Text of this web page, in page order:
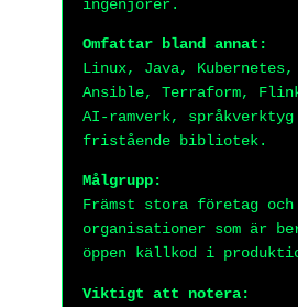
ingenjörer.
Omfattar bland annat:
Linux, Java, Kubernetes,
Ansible, Terraform,
AI-ramverk, språkverktyg
fristående bibliotek.
Målgrupp:
Främst stora företag och
organisationer som är
öppen källkod i
Viktigt att notera: